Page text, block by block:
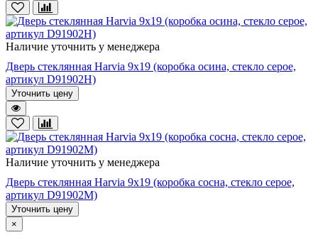
Наличие уточнить у менеджера
Дверь стеклянная Harvia 9х19 (коробка осина, стекло серое,
артикул D91902H)
Уточнить цену
Наличие уточнить у менеджера
Дверь стеклянная Harvia 9х19 (коробка сосна, стекло серое,
артикул D91902M)
Уточнить цену
×